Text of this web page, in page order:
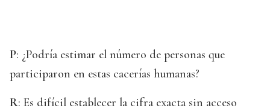
P: ¿Podría estimar el número de personas que
participaron en estas cacerías humanas?
R: Es difícil establecer la cifra exacta sin acceso